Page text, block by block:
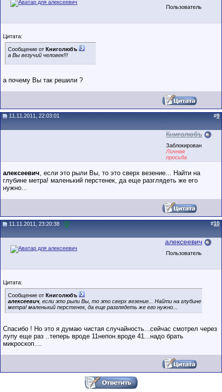
Пользователь
Цитата:
Сообщение от Книголюбъ
а Вы везучий человек!!!
а почему Вы так решили ?
11.11.2011, 22:03:01 #9
Книголюбъ
Заблокирован
Личная
просьба
алексеевич, если это рыли Вы, то это сверх везение... Найти на
глубине метра! маленький перстенек, да еще разглядеть же его
нужно...
11.11.2011, 23:20:38 #10
алексеевич
Пользователь
Цитата:
Сообщение от Книголюбъ
алексеевич , если это рыли Вы, то это сверх везение... Найти на глубине
метра! маленький перстенек, да еще разглядеть же его нужно...
Спасибо ! Но это я думаю чистая случайность...сейчас смотрел через
лупу еще раз ..теперь вроде 11непон.вроде 41...надо брать
микроскоп....